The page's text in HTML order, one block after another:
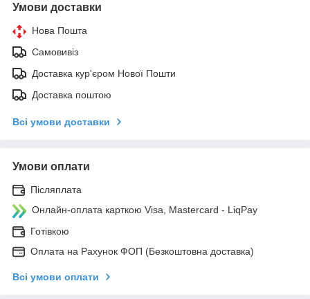
Умови доставки
Нова Пошта
Самовивіз
Доставка кур'єром Нової Пошти
Доставка поштою
Всі умови доставки
Умови оплати
Післяплата
Онлайн-оплата карткою Visa, Mastercard - LiqPay
Готівкою
Оплата на Рахунок ФОП (Безкоштовна доставка)
Всі умови оплати